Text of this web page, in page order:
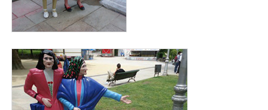
dos_marias_2011.jpg